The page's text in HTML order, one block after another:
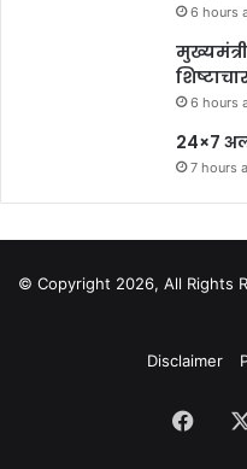
6 hours
6 hours
24×7
7 hours
© Copyright 2026, All Rights
Disclaimer